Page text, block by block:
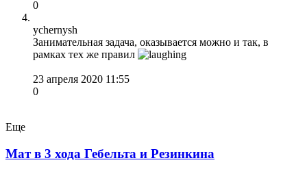
0
ychernysh
Занимательная задача, оказывается можно и так, в
рамках тех же правил
23 апреля 2020 11:55
0
Еще
Мат в 3 хода Гебельта и Резинкина